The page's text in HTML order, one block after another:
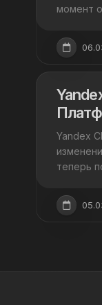
момент
Yandex
теперь